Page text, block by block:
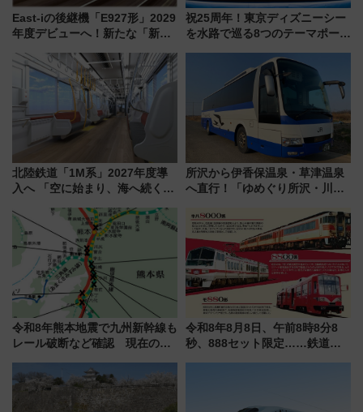
East-iの後継機「E927形」2029
年度デビューへ！新たな「新幹
説【JR東日本】
祝25周年！東京ディズニーシー
を水路で巡る8つのテーマポート
北陸鉄道「1M系」2027年度導
入へ 「空に始まり、海へ続く」
神秘的なデザイン
所沢から伊香保温泉・草津温泉
へ直行！「ゆめぐり所沢・川越
軽に 運行ダイヤ・運賃を解説
令和8年熊本地震で九州新幹線も
レール破断など確認 現在の運
響
令和8年8月8日、午前8時8分8
秒、888セット限定……鉄道各